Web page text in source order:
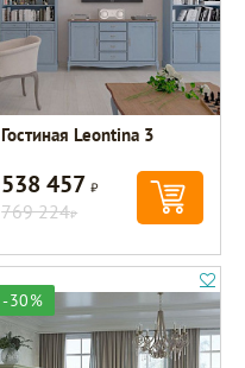
Гостиная Leontina 3
538 457Р
769 224Р
-30%